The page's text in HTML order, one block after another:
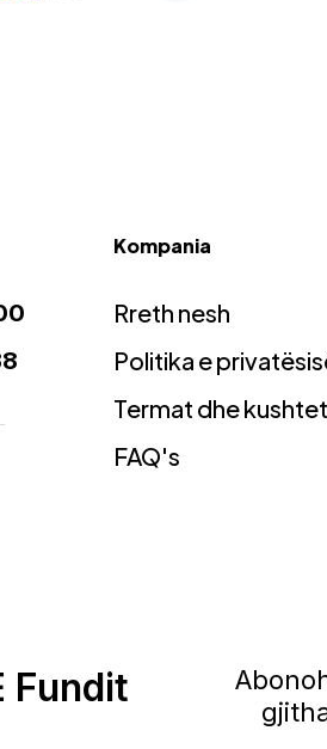
Kompania
Rreth nesh
Politika e
Termat dhe kushtet
FAQ's
Fundit